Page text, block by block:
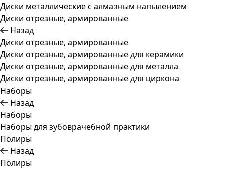
Диски металлические с алмазным напылением
Диски отрезные, армированные
Назад
Диски отрезные, армированные
Диски отрезные, армированные для керамики
Диски отрезные, армированные для металла
Диски отрезные, армированные для циркона
Наборы
Назад
Наборы
Наборы для зубоврачебной практики
Полиры
Назад
Полиры